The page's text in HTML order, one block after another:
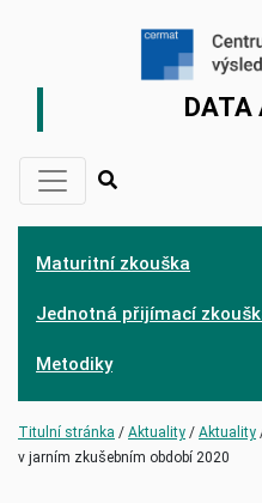
DATA
Maturitní zkouška
Jednotná přijímací
Metodiky
Titulní stránka Aktuality(current)
Aktuality
v jarním zkušebním období 2020